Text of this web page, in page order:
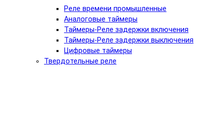
Реле времени промышленные
Аналоговые таймеры
Таймеры-Реле задержки включения
Таймеры-Реле задержки выключения
Цифровые таймеры
Твердотельные реле